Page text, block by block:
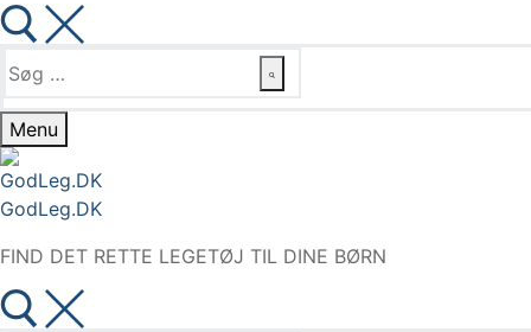
Søg
efter:
Menu
GodLeg.DK
FIND DET RETTE LEGETØJ TIL DINE BØRN